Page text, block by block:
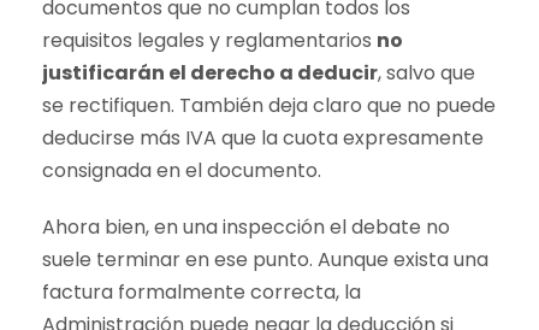
documentos que no cumplan todos los
requisitos legales y reglamentarios no
justificarán el derecho a deducir, salvo que
se rectifiquen. También deja claro que no puede
deducirse más IVA que la cuota expresamente
consignada en el documento.
Ahora bien, en una inspección el debate no
suele terminar en ese punto. Aunque exista una
factura formalmente correcta, la